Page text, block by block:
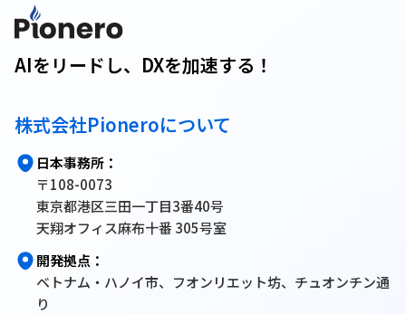
AIをリードし、DXを加速する！
株式会社Pioneroについて
日本事務所：
〒108-0073
東京都港区三田一丁目3番40号
天翔オフィス麻布十番 305号室
開発拠点：
ベトナム・ハノイ市、フオンリエット坊、チュオンチン通
り